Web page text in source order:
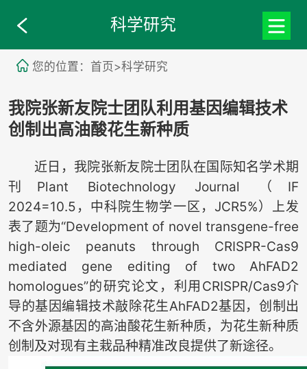
科学研究
您的位置：首页>科学研究
我院张新友院士团队利用基因编辑技术
创制出高油酸花生新种质
近日，我院张新友院士团队在国际知名学术期
刊Plant Biotechnology Journal （IF
2024=10.5，中科院生物学一区，JCR5%）上发
表了题为“Development of novel transgene-free
high-oleic peanuts through CRISPR-Cas9
mediated gene editing of two AhFAD2
homologues”的研究论文，利用CRISPR/Cas9介
导的基因编辑技术敲除花生AhFAD2基因，创制出
不含外源基因的高油酸花生新种质，为花生新种质
创制及对现有主栽品种精准改良提供了新途径。